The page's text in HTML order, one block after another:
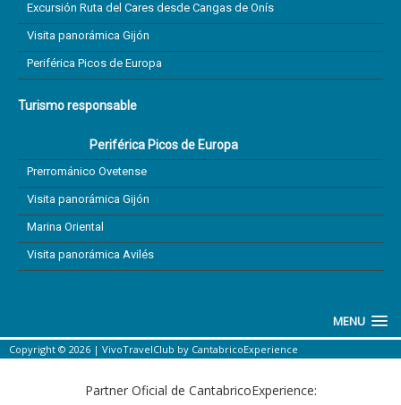
Excursión Ruta del Cares desde Cangas de Onís
Visita panorámica Gijón
Periférica Picos de Europa
Turismo responsable
Periférica Picos de Europa
Prerrománico Ovetense
Visita panorámica Gijón
Marina Oriental
Visita panorámica Avilés
MENU
Copyright © 2026 | VivoTravelClub by CantabricoExperience
Partner Oficial de CantabricoExperience: